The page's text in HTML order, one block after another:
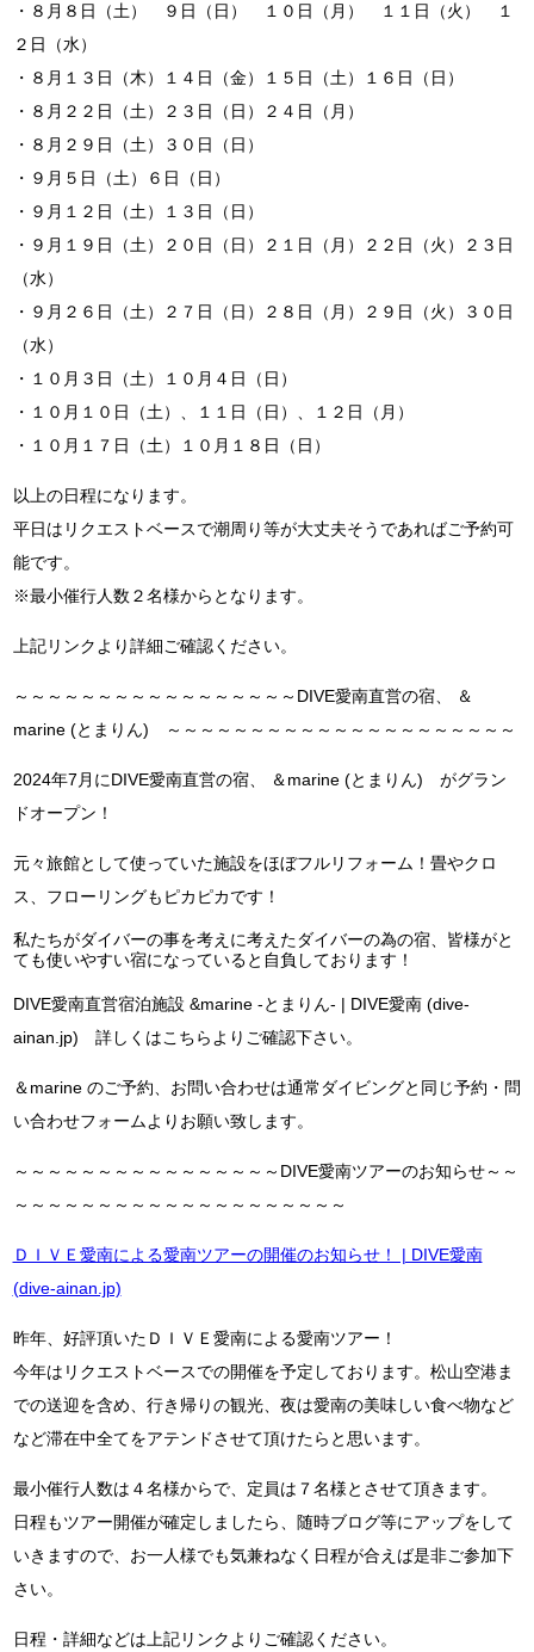
・８月８日（土） ９日（日） １０日（月） １１日（火） １
２日（水）
・８月１３日（木）１４日（金）１５日（土）１６日（日）
・８月２２日（土）２３日（日）２４日（月）
・８月２９日（土）３０日（日）
・９月５日（土）６日（日）
・９月１２日（土）１３日（日）
・９月１９日（土）２０日（日）２１日（月）２２日（火）２３日
（水）
・９月２６日（土）２７日（日）２８日（月）２９日（火）３０日
（水）
・１０月３日（土）１０月４日（日）
・１０月１０日（土）、１１日（日）、１２日（月）
・１０月１７日（土）１０月１８日（日）
以上の日程になります。
平日はリクエストベースで潮周り等が大丈夫そうであればご予約可
能です。
※最小催行人数２名様からとなります。
上記リンクより詳細ご確認ください。
～～～～～～～～～～～～～～～～～DIVE愛南直営の宿、 ＆
marine (とまりん) ～～～～～～～～～～～～～～～～～～～～～
2024年7月にDIVE愛南直営の宿、 ＆marine (とまりん) がグラン
ドオープン！
元々旅館として使っていた施設をほぼフルリフォーム！畳やクロ
ス、フローリングもピカピカです！
私たちがダイバーの事を考えに考えたダイバーの為の宿、皆様がと
ても使いやすい宿になっていると自負しております！
DIVE愛南直営宿泊施設 &marine -とまりん- | DIVE愛南 (dive-
ainan.jp) 詳しくはこちらよりご確認下さい。
＆marine のご予約、お問い合わせは通常ダイビングと同じ予約・問
い合わせフォームよりお願い致します。
～～～～～～～～～～～～～～～～DIVE愛南ツアーのお知らせ～～
～～～～～～～～～～～～～～～～～～～～
ＤＩＶＥ愛南による愛南ツアーの開催のお知らせ！ | DIVE愛南
(dive-ainan.jp)
昨年、好評頂いたＤＩＶＥ愛南による愛南ツアー！
今年はリクエストベースでの開催を予定しております。松山空港ま
での送迎を含め、行き帰りの観光、夜は愛南の美味しい食べ物など
など滞在中全てをアテンドさせて頂けたらと思います。
最小催行人数は４名様からで、定員は７名様とさせて頂きます。
日程もツアー開催が確定しましたら、随時ブログ等にアップをして
いきますので、お一人様でも気兼ねなく日程が合えば是非ご参加下
さい。
日程・詳細などは上記リンクよりご確認ください。